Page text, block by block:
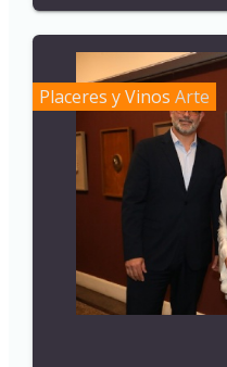
Placeres y Vinos Arte